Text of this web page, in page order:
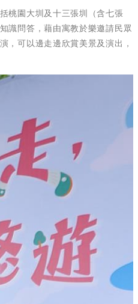
桃園大圳及十三張圳（含七張
識問答，藉由寓教於樂邀請民眾
，可以邊走邊欣賞美景及演出，